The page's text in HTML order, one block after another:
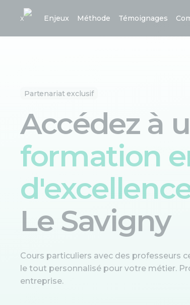
x Enjeux Méthode Témoignages
Partenariat exclusif
Accédez à
formation
Le Savigny
Cours particuliers avec des professeurs
le tout personnalisé pour votre métier.
entreprise.